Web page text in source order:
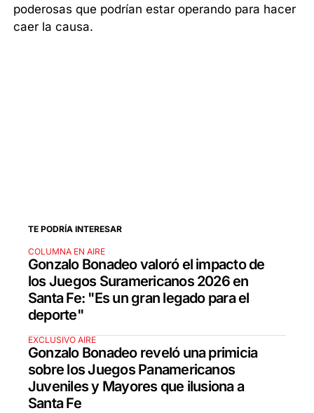
poderosas que podrían estar operando para hacer
caer la causa.
TE PODRÍA INTERESAR
COLUMNA EN AIRE
Gonzalo Bonadeo valoró el impacto de
los Juegos Suramericanos 2026 en
Santa Fe: "Es un gran legado para el
deporte"
EXCLUSIVO AIRE
Gonzalo Bonadeo reveló una primicia
sobre los Juegos Panamericanos
Juveniles y Mayores que ilusiona a
Santa Fe